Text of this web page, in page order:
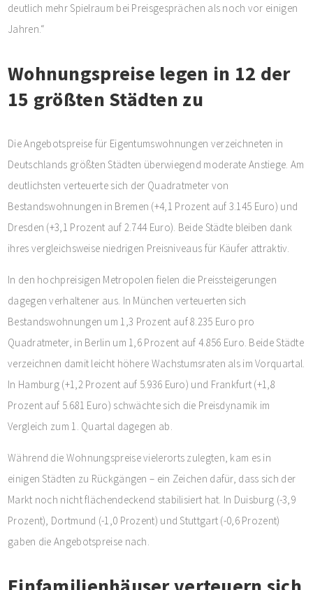
deutlich mehr Spielraum bei Preisgesprächen als noch vor einigen
Jahren.“
Wohnungspreise legen in 12 der
15 größten Städten zu
Die Angebotspreise für Eigentumswohnungen verzeichneten in
Deutschlands größten Städten überwiegend moderate Anstiege. Am
deutlichsten verteuerte sich der Quadratmeter von
Bestandswohnungen in Bremen (+4,1 Prozent auf 3.145 Euro) und
Dresden (+3,1 Prozent auf 2.744 Euro). Beide Städte bleiben dank
ihres vergleichsweise niedrigen Preisniveaus für Käufer attraktiv.
In den hochpreisigen Metropolen fielen die Preissteigerungen
dagegen verhaltener aus. In München verteuerten sich
Bestandswohnungen um 1,3 Prozent auf 8.235 Euro pro
Quadratmeter, in Berlin um 1,6 Prozent auf 4.856 Euro. Beide Städte
verzeichnen damit leicht höhere Wachstumsraten als im Vorquartal.
In Hamburg (+1,2 Prozent auf 5.936 Euro) und Frankfurt (+1,8
Prozent auf 5.681 Euro) schwächte sich die Preisdynamik im
Vergleich zum 1. Quartal dagegen ab.
Während die Wohnungspreise vielerorts zulegten, kam es in
einigen Städten zu Rückgängen – ein Zeichen dafür, dass sich der
Markt noch nicht flächendeckend stabilisiert hat. In Duisburg (-3,9
Prozent), Dortmund (-1,0 Prozent) und Stuttgart (-0,6 Prozent)
gaben die Angebotspreise nach.